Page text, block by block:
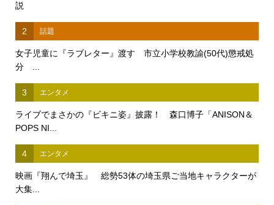
説
2 話題
女子児童に『ラブレター』渡す 市立小学校教諭(50代)懲戒処
分 ...
3 エンタメ
ライブでまさかの『ビキニ姿』披露！ 森口博子「ANISON＆
POPS NI...
4 エンタメ
映画『翔んで埼玉』 総勢53体の埼玉県ご当地キャラクターが
大集...